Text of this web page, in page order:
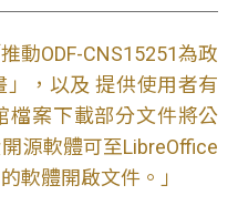
動ODF-CNS15251為政
，以及 提供使用者有
檔案下載部分文件將公
源軟體可至LibreOffice
軟體開啟文件。」